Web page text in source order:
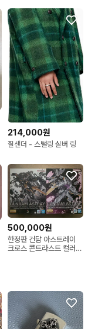
214,000원
질샌더 - 스털링 실버 링
500,000원
한정판 건담 아스트레이
크로스 콘트라스트 컬러